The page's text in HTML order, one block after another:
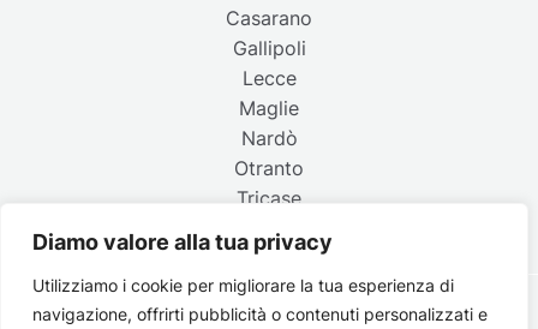
Diamo valore alla tua privacy
Utilizziamo i cookie per migliorare la tua esperienza di
navigazione, offrirti pubblicità o contenuti personalizzati e
Casarano
Gallipoli
Lecce
Maglie
Nardò
Otranto
Tricase